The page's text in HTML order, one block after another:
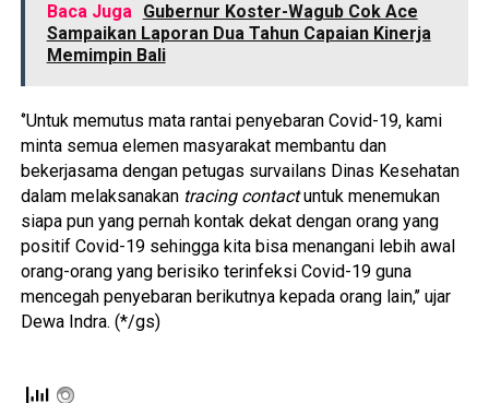
Baca Juga Gubernur Koster-Wagub Cok Ace
Sampaikan Laporan Dua Tahun Capaian Kinerja
Memimpin Bali
‘’Untuk memutus mata rantai penyebaran Covid-19, kami
minta semua elemen masyarakat membantu dan
bekerjasama dengan petugas survailans Dinas Kesehatan
dalam melaksanakan tracing contactuntuk menemukan
siapa pun yang pernah kontak dekat dengan orang yang
positif Covid-19 sehingga kita bisa menangani lebih awal
orang-orang yang berisiko terinfeksi Covid-19 guna
mencegah penyebaran berikutnya kepada orang lain,’’ ujar
Dewa Indra. (*/gs)